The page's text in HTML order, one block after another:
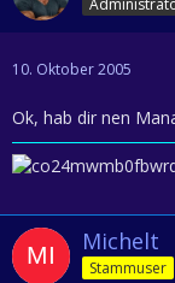
10. Oktober 2005
Ok, hab dir nen
Michelt
Stammuser